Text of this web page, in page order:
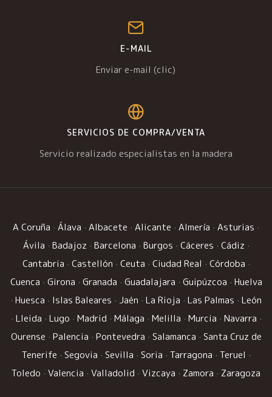
E-MAIL
Enviar e-mail (clic)
SERVICIOS DE COMPRA/VENTA
Servicio realizado especialistas en la madera
A Coruña · Álava · Albacete · Alicante · Almería · Asturias ·
Ávila · Badajoz · Barcelona · Burgos · Cáceres · Cádiz ·
Cantabria · Castellón · Ceuta · Ciudad Real · Córdoba ·
Cuenca · Girona · Granada · Guadalajara · Guipúzcoa · Huelva
· Huesca · Islas Baleares · Jaén · La Rioja · Las Palmas · León
· Lleida · Lugo · Madrid · Málaga · Melilla · Murcia · Navarra ·
Ourense · Palencia · Pontevedra · Salamanca · Santa Cruz de
Tenerife · Segovia · Sevilla · Soria · Tarragona · Teruel ·
Toledo · Valencia · Valladolid · Vizcaya · Zamora · Zaragoza